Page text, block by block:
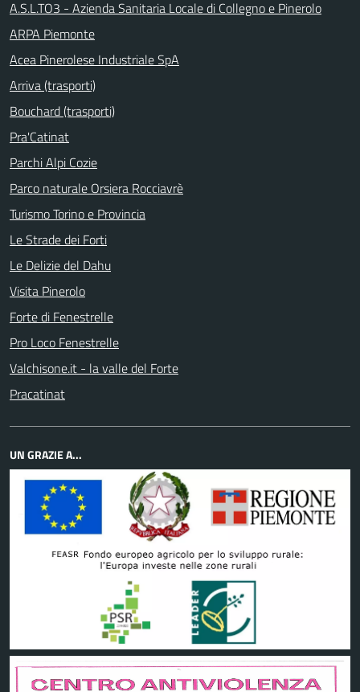
A.S.L.TO3 - Azienda Sanitaria Locale di Collegno e Pinerolo
ARPA Piemonte
Acea Pinerolese Industriale SpA
Arriva (trasporti)
Bouchard (trasporti)
Pra'Catinat
Parchi Alpi Cozie
Parco naturale Orsiera Rocciavrè
Turismo Torino e Provincia
Le Strade dei Forti
Le Delizie del Dahu
Visita Pinerolo
Forte di Fenestrelle
Pro Loco Fenestrelle
Valchisone.it - la valle del Forte
Pracatinat
UN GRAZIE A...